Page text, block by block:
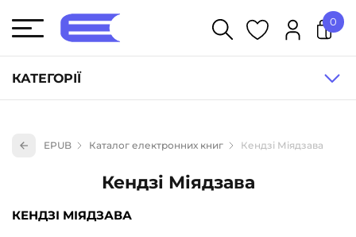
КАТЕГОРІЇ
Книги для дітей (835)
Книги для підлітків (240)
Науково-популярна література (1015)
0
EPUB Каталог електронних книг Кендзі Міядзава
Кендзі Міядзава
КЕНДЗІ МІЯДЗАВА